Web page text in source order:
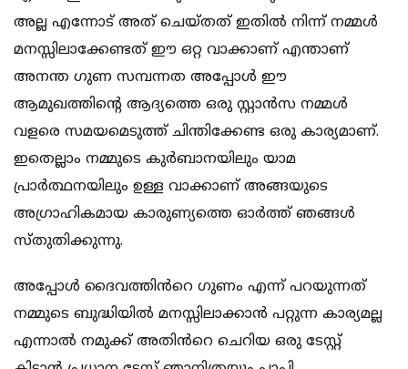
അല്ല എന്നോട് അത് ചെയ്തത് ഇതിൽ നിന്ന് നമ്മൾ
മനസ്സിലാക്കേണ്ടത് ഈ ഒറ്റ വാക്കാണ് എന്താണ്
അനന്ത ഗുണ സമ്പന്നത അപ്പോൾ ഈ
ആമുഖത്തിൻ്റെ ആദ്യത്തെ ഒരു സ്റ്റാൻസ നമ്മൾ
വളരെ സമയമെടുത്ത് ചിന്തിക്കേണ്ട ഒരു കാര്യമാണ്.
ഇതെല്ലാം നമ്മുടെ കുർബാനയിലും യാമ
പ്രാർത്ഥനയിലും ഉള്ള വാക്കാണ് അങ്ങയുടെ
അഗ്രാഹികമായ കാരുണ്യത്തെ ഓർത്ത് ഞങ്ങൾ
സ്തുതിക്കുന്നു.
അപ്പോൾ ദൈവത്തിൻറെ ഗുണം എന്ന് പറയുന്നത്
നമ്മുടെ ബുദ്ധിയിൽ മനസ്സിലാക്കാൻ പറ്റുന്ന കാര്യമല്ല
എന്നാൽ നമുക്ക് അതിൻറെ ചെറിയ ഒരു ടേസ്റ്റ്